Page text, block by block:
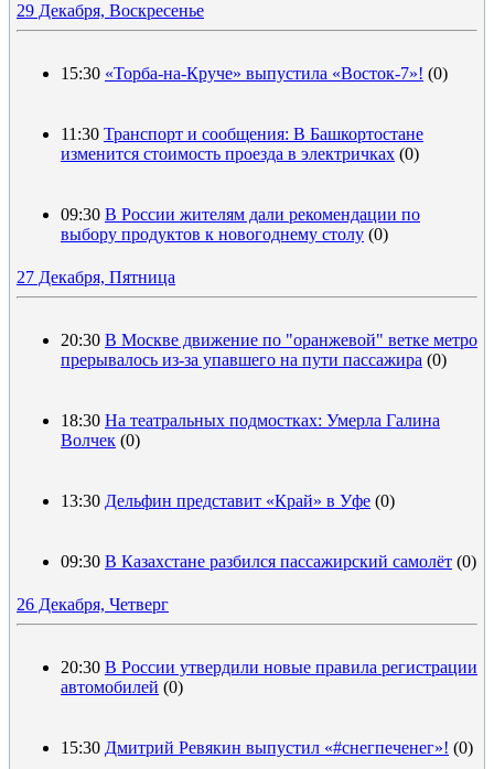
29 Декабря, Воскресенье
15:30 «Торба-на-Круче» выпустила «Восток-7»! (0)
11:30 Транспорт и сообщения: В Башкортостане
изменится стоимость проезда в электричках (0)
09:30 В России жителям дали рекомендации по
выбору продуктов к новогоднему столу (0)
27 Декабря, Пятница
20:30 В Москве движение по "оранжевой" ветке метро
прерывалось из-за упавшего на пути пассажира (0)
18:30 На театральных подмостках: Умерла Галина
Волчек (0)
13:30 Дельфин представит «Край» в Уфе (0)
09:30 В Казахстане разбился пассажирский самолёт (0)
26 Декабря, Четверг
20:30 В России утвердили новые правила регистрации
автомобилей (0)
15:30 Дмитрий Ревякин выпустил «#снегпеченег»! (0)